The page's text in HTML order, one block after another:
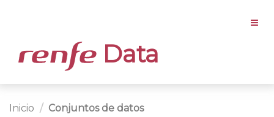
Data
Inicio Conjuntos de datos